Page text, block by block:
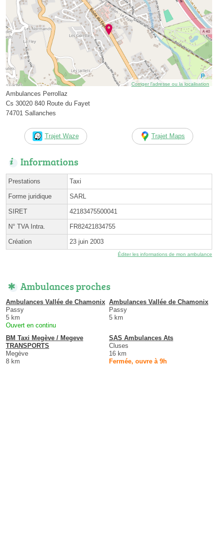
Corriger l’adresse ou la localisation
Ambulances Perrollaz
Cs 30020 840 Route du Fayet
74701 Sallanches
Trajet Waze Trajet Maps
Informations
Prestations Taxi
Forme juridique SARL
SIRET 42183475500041
N° TVA Intra. FR82421834755
Création 23 juin 2003
Éditer les informations de mon ambulance
Ambulances proches
Ambulances Vallée de Chamonix
Passy
5 km
Ouvert en continu
Ambulances Vallée de Chamonix
Passy
5 km
BM Taxi Megève / Megeve
TRANSPORTS
Megève
8 km
SAS Ambulances Ats
Cluses
16 km
Fermée, ouvre à 9h